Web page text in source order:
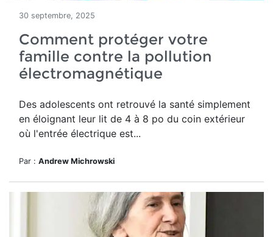
30 septembre, 2025
Comment protéger votre
famille contre la pollution
électromagnétique
Des adolescents ont retrouvé la santé simplement
en éloignant leur lit de 4 à 8 po du coin extérieur
où l'entrée électrique est...
Par : Andrew Michrowski